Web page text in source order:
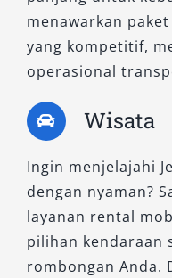
kebutuhan
Cara Sewa
Proses pemesanan
cepat:
Tentukan
Hubungi tim
telepon
Konfirmasi
menawarkan
yang kompetitif,
operasional
Wisata
Ingin menjelajahi
dengan nyaman?
layanan rental
pilihan kendaraan
rombongan Anda.